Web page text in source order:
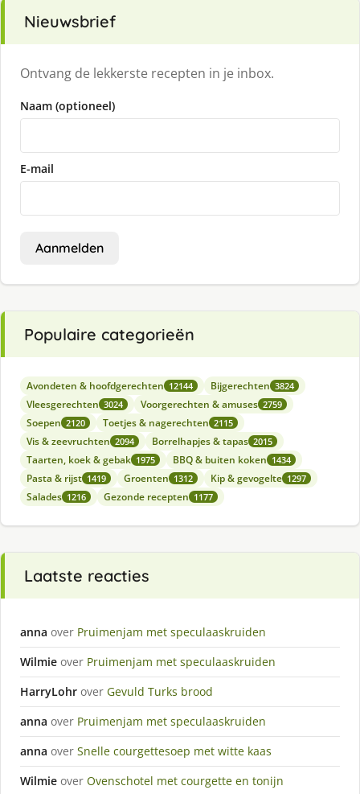
Nieuwsbrief
Ontvang de lekkerste recepten in je inbox.
Naam (optioneel)
E-mail
Aanmelden
Populaire categorieën
Avondeten & hoofdgerechten 12144 Bijgerechten 3824
Vleesgerechten 3024 Voorgerechten & amuses 2759
Soepen 2120 Toetjes & nagerechten 2115
Vis & zeevruchten 2094 Borrelhapjes & tapas 2015
Taarten, koek & gebak 1975 BBQ & buiten koken 1434
Pasta & rijst 1419 Groenten 1312 Kip & gevogelte 1297
Salades 1216 Gezonde recepten 1177
Laatste reacties
anna over Pruimenjam met speculaaskruiden
Wilmie over Pruimenjam met speculaaskruiden
HarryLohr over Gevuld Turks brood
anna over Pruimenjam met speculaaskruiden
anna over Snelle courgettesoep met witte kaas
Wilmie over Ovenschotel met courgette en tonijn